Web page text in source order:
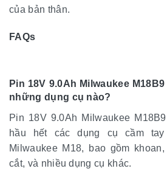
của bản thân.
FAQs
Pin 18V 9.0Ah Milwaukee
những dụng cụ nào?
Pin 18V 9.0Ah Milwaukee
hầu hết các dụng cụ cầm
Milwaukee M18, bao gồm
cắt, và nhiều dụng cụ khác.